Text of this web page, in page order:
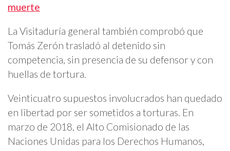
muerte
La Visitaduría general también comprobó que
Tomás Zerón trasladó al detenido sin
competencia, sin presencia de su defensor y con
huellas de tortura.
Veinticuatro supuestos involucrados han quedado
en libertad por ser sometidos a torturas. En
marzo de 2018, el Alto Comisionado de las
Naciones Unidas para los Derechos Humanos,